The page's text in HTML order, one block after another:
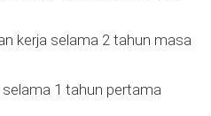
kerja selama 2 tahun masa
1 tahun pertama